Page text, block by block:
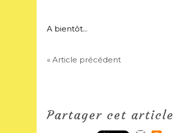
A bientôt...
« Article précédent
Partager cet article